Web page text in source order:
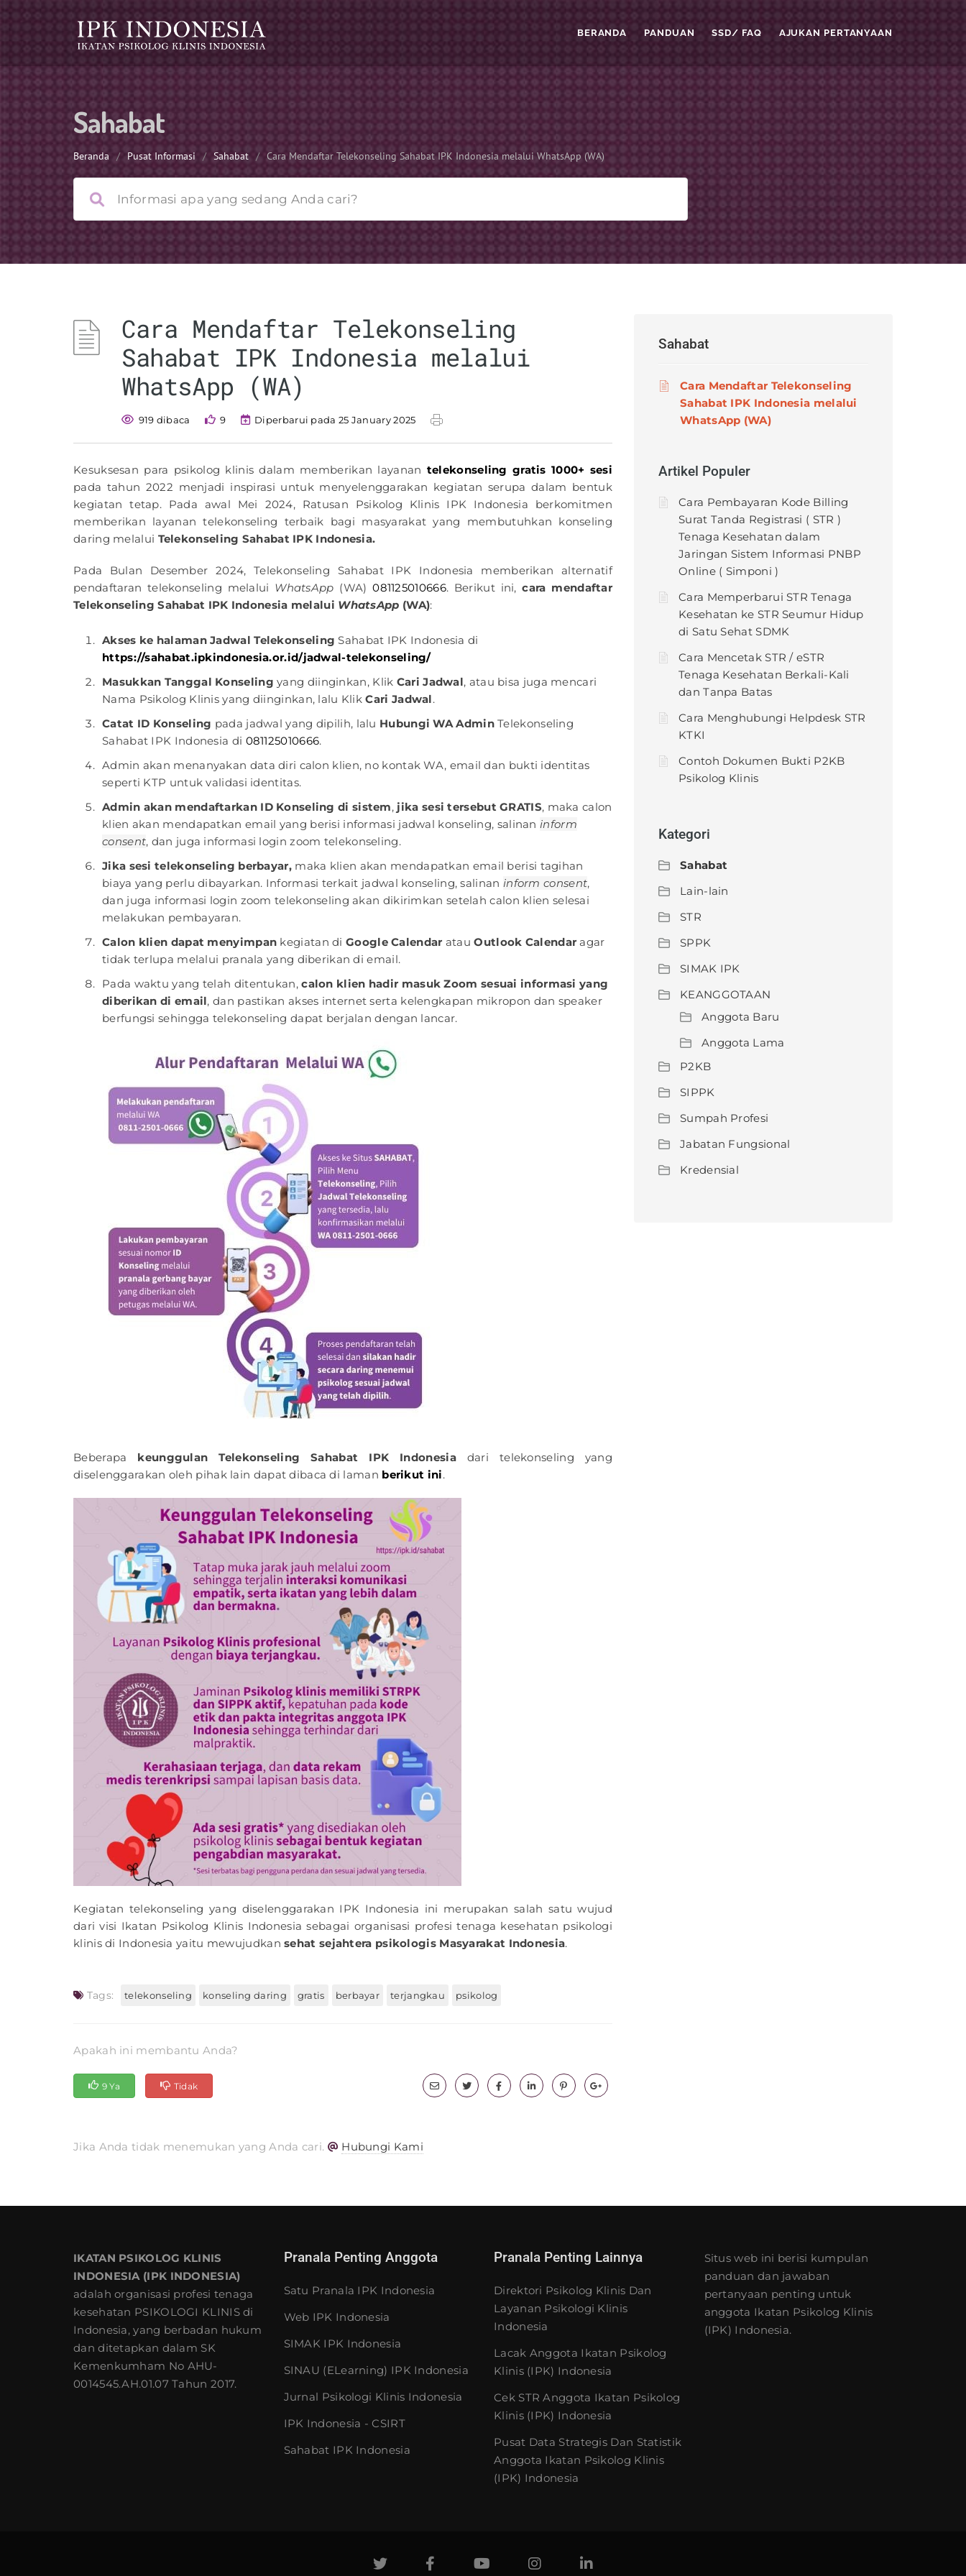
BERANDA PANDUAN SSD/ FAQ AJUKAN PERTANYAAN
Sahabat
Beranda / Pusat Informasi / Sahabat / Cara Mendaftar Telekonseling Sahabat IPK Indonesia melalui WhatsApp (WA)
Cara Mendaftar Telekonseling
Sahabat IPK Indonesia melalui
WhatsApp (WA)
919 dibaca 9 Diperbarui pada 25 January 2025
Kesuksesan para psikolog klinis dalam memberikan layanan telekonseling gratis 1000+ sesi
pada tahun 2022 menjadi inspirasi untuk menyelenggarakan kegiatan serupa dalam bentuk
kegiatan tetap. Pada awal Mei 2024, Ratusan Psikolog Klinis IPK Indonesia berkomitmen
memberikan layanan telekonseling terbaik bagi masyarakat yang membutuhkan konseling
daring melalui Telekonseling Sahabat IPK Indonesia.
Pada Bulan Desember 2024, Telekonseling Sahabat IPK Indonesia memberikan alternatif
pendaftaran telekonseling melalui WhatsApp (WA)081125010666. Berikut ini, cara mendaftar
Telekonseling Sahabat IPK Indonesia melalui WhatsApp (WA):
Akses ke halaman Jadwal Telekonseling Sahabat IPK Indonesia di
https://sahabat.ipkindonesia.or.id/jadwal-telekonseling/
Masukkan Tanggal Konseling yang diinginkan, Klik Cari Jadwal, atau bisa juga mencari
Nama Psikolog Klinis yang diinginkan, lalu KlikCari Jadwal.
Catat ID Konseling pada jadwal yang dipilih, lalu Hubungi WA AdminTelekonseling
Sahabat IPK Indonesia di 081125010666.
Admin akan menanyakan data diri calon klien, no kontak WA, email dan bukti identitas
seperti KTP untuk validasi identitas.
Admin akan mendaftarkan ID Konseling di sistem, jika sesi tersebut GRATIS, maka calon
klien akan mendapatkan email yang berisi informasi jadwal konseling, salinaninform
consent, dan juga informasi login zoom telekonseling.
Jika sesi telekonseling berbayar,maka klien akan mendapatkan email berisi tagihan
biaya yang perlu dibayarkan. Informasi terkait jadwal konseling, salinan inform consent,
dan juga informasi login zoom telekonseling akan dikirimkan setelah calon klien selesai
melakukan pembayaran.
Calon klien dapat menyimpan kegiatan diGoogle Calendar atauOutlook Calendar agar
tidak terlupa melalui pranala yang diberikan di email.
Pada waktu yang telah ditentukan,calon klien hadir masuk Zoom sesuai informasi yang
diberikan di email, dan pastikan akses internet serta kelengkapan mikropon dan speaker
berfungsi sehingga telekonseling dapat berjalan dengan lancar.
Beberapa keunggulan Telekonseling Sahabat IPK Indonesiadari telekonseling yang
diselenggarakan oleh pihak lain dapat dibaca di laman berikut ini.
Kegiatan telekonseling yang diselenggarakan IPK Indonesia ini merupakan salah satu wujud
dari visi Ikatan Psikolog Klinis Indonesia sebagai organisasi profesi tenaga kesehatan psikologi
klinis di Indonesia yaitu mewujudkansehat sejahtera psikologis Masyarakat Indonesia.
Tags: telekonseling konseling daring gratis berbayar terjangkau psikolog
Apakah ini membantu Anda?
9 Ya Tidak
Jika Anda tidak menemukan yang Anda cari. Hubungi Kami
Sahabat
Cara Mendaftar Telekonseling
Sahabat IPK Indonesia melalui
WhatsApp (WA)
Artikel Populer
Cara Pembayaran Kode Billing
Surat Tanda Registrasi ( STR )
Tenaga Kesehatan dalam
Jaringan Sistem Informasi PNBP
Online ( Simponi )
Cara Memperbarui STR Tenaga
Kesehatan ke STR Seumur Hidup
di Satu Sehat SDMK
Cara Mencetak STR / eSTR
Tenaga Kesehatan Berkali-Kali
dan Tanpa Batas
Cara Menghubungi Helpdesk STR
KTKI
Contoh Dokumen Bukti P2KB
Psikolog Klinis
Kategori
Sahabat
Lain-lain
STR
SPPK
SIMAK IPK
KEANGGOTAAN
Anggota Baru
Anggota Lama
P2KB
SIPPK
Sumpah Profesi
Jabatan Fungsional
Kredensial
IKATAN PSIKOLOG KLINIS
INDONESIA (IPK INDONESIA)
adalah organisasi profesi tenaga
kesehatan PSIKOLOGI KLINIS di
Indonesia, yang berbadan hukum
dan ditetapkan dalam SK
Kemenkumham No AHU-
0014545.AH.01.07 Tahun 2017.
Pranala Penting Anggota
Satu Pranala IPK Indonesia
Web IPK Indonesia
SIMAK IPK Indonesia
SINAU (eLearning) IPK Indonesia
Jurnal Psikologi Klinis Indonesia
IPK Indonesia - CSIRT
Sahabat IPK Indonesia
Pranala Penting Lainnya
Direktori Psikolog Klinis Dan
Layanan Psikologi Klinis
Indonesia
Lacak Anggota Ikatan Psikolog
Klinis (IPK) Indonesia
Cek STR Anggota Ikatan Psikolog
Klinis (IPK) Indonesia
Pusat Data Strategis Dan Statistik
Anggota Ikatan Psikolog Klinis
(IPK) Indonesia
Situs web ini berisi kumpulan
panduan dan jawaban
pertanyaan penting untuk
anggota Ikatan Psikolog Klinis
(IPK) Indonesia.